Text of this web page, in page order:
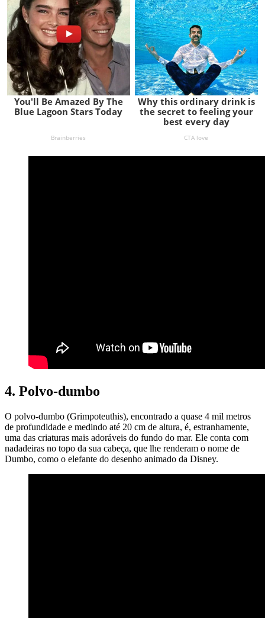
4. Polvo-dumbo
O polvo-dumbo (Grimpoteuthis), encontrado a quase 4 mil metros
de profundidade e medindo até 20 cm de altura, é, estranhamente,
uma das criaturas mais adoráveis do fundo do mar. Ele conta com
nadadeiras no topo da sua cabeça, que lhe renderam o nome de
Dumbo, como o elefante do desenho animado da Disney.